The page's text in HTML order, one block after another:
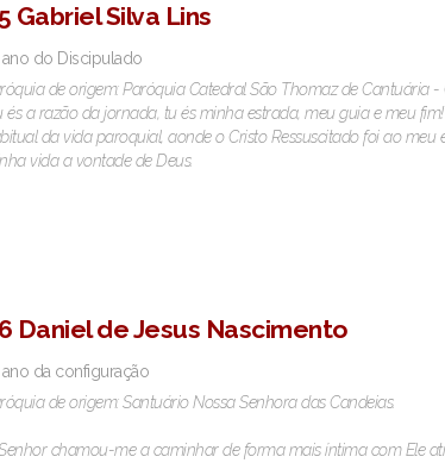
Gabriel Silva Lins
ano do Discipulado
de origem: Paróquia Catedral São Thomaz de Cantuária -
és a razão da jornada, tu és minha estrada, meu guia e meu
da vida paroquial, aonde o Cristo Ressuscitado foi ao
vida a vontade de Deus.
Daniel de Jesus Nascimento
ano da configuração
de origem: Santuário Nossa Senhora das Candeias.
chamou-me a caminhar de forma mais íntima com Ele